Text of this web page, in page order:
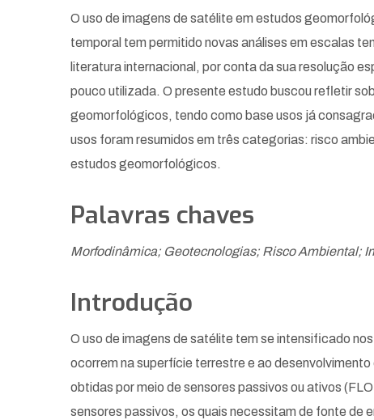
O uso de imagens de satélite em estudos
temporal tem permitido novas análises em escalas
literatura internacional, por conta da sua resolução
pouco utilizada. O presente estudo buscou refletir
geomorfológicos, tendo como base usos já
usos foram resumidos em três categorias: risco
estudos geomorfológicos.
Palavras chaves
Morfodinâmica; Geotecnologias; Risco Ambiental;
Introdução
O uso de imagens de satélite tem se intensificado
ocorrem na superfície terrestre e ao
obtidas por meio de sensores passivos ou ativos
sensores passivos, os quais necessitam de fonte de